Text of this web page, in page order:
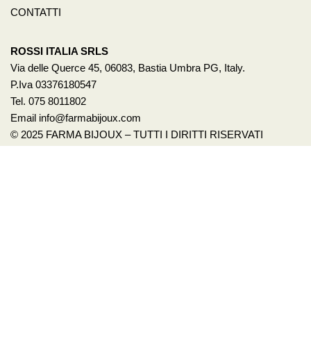
CONTATTI
ROSSI ITALIA SRLS
Via delle Querce 45, 06083, Bastia Umbra PG, Italy.
P.Iva 03376180547
Tel. 075 8011802
Email info@farmabijoux.com
© 2025 FARMA BIJOUX – TUTTI I DIRITTI RISERVATI